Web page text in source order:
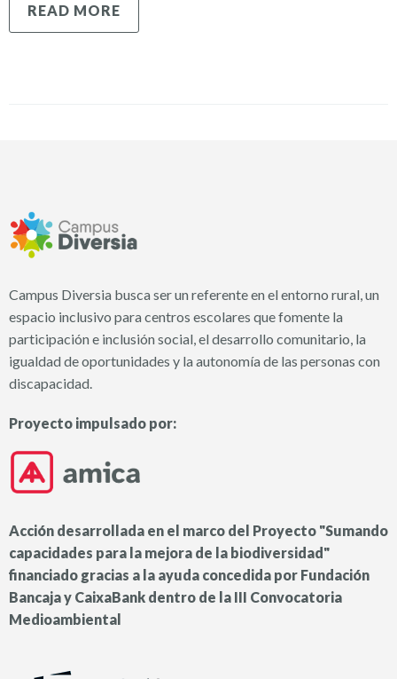
READ MORE
Campus Diversia busca ser un referente en el entorno rural, un
espacio inclusivo para centros escolares que fomente la
participación e inclusión social, el desarrollo comunitario, la
igualdad de oportunidades y la autonomía de las personas con
discapacidad.
Proyecto impulsado por:
Acción desarrollada en el marco del Proyecto "Sumando
capacidades para la mejora de la biodiversidad"
financiado gracias a la ayuda concedida por Fundación
Bancaja y CaixaBank dentro de la III Convocatoria
Medioambiental